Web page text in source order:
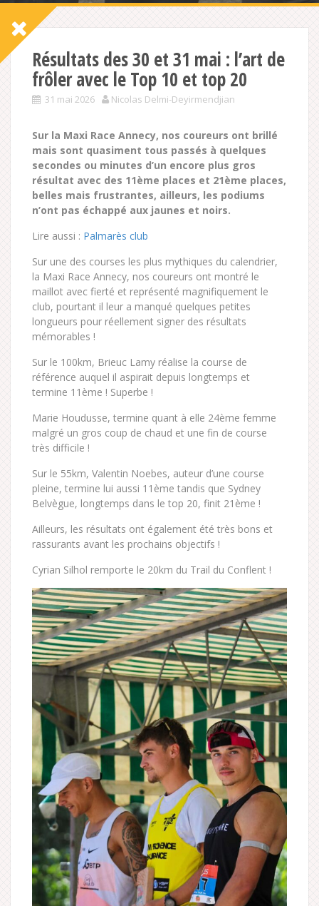
Résultats des 30 et 31 mai : l’art de
frôler avec le Top 10 et top 20
31 mai 2026 Nicolas Delmi-Deyirmendjian
Sur la Maxi Race Annecy, nos coureurs ont brillé
mais sont quasiment tous passés à quelques
secondes ou minutes d’un encore plus gros
résultat avec des 11ème places et 21ème places,
belles mais frustrantes, ailleurs, les podiums
n’ont pas échappé aux jaunes et noirs.
Lire aussi : Palmarès club
Sur une des courses les plus mythiques du calendrier,
la Maxi Race Annecy, nos coureurs ont montré le
maillot avec fierté et représenté magnifiquement le
club, pourtant il leur a manqué quelques petites
longueurs pour réellement signer des résultats
mémorables !
Sur le 100km, Brieuc Lamy réalise la course de
référence auquel il aspirait depuis longtemps et
termine 11ème ! Superbe !
Marie Houdusse, termine quant à elle 24ème femme
malgré un gros coup de chaud et une fin de course
très difficile !
Sur le 55km, Valentin Noebes, auteur d’une course
pleine, termine lui aussi 11ème tandis que Sydney
Belvègue, longtemps dans le top 20, finit 21ème !
Ailleurs, les résultats ont également été très bons et
rassurants avant les prochains objectifs !
Cyrian Silhol remporte le 20km du Trail du Conflent !